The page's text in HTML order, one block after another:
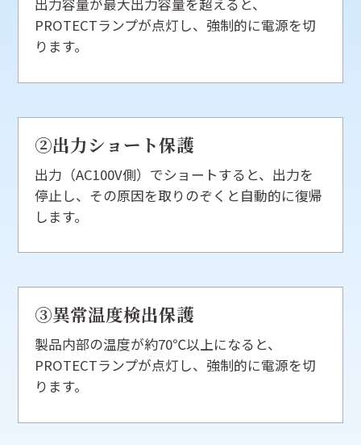
出力容量が最大出力容量を超えると、
PROTECTランプが点灯し、強制的に電源を切
ります。
②出力ショート保護
出力（AC100V側）でショートすると、出力を
停止し、その原因を取りのぞくと自動的に復帰
します。
③異常温度検出保護
製品内部の温度が約70℃以上になると、
PROTECTランプが点灯し、強制的に電源を切
ります。